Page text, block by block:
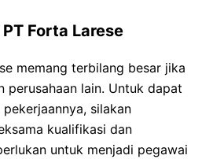
Forta Larese
memang terbilang besar jika
perusahaan lain. Untuk dapat
silakan
kualifikasi dan
untuk menjadi pegawai